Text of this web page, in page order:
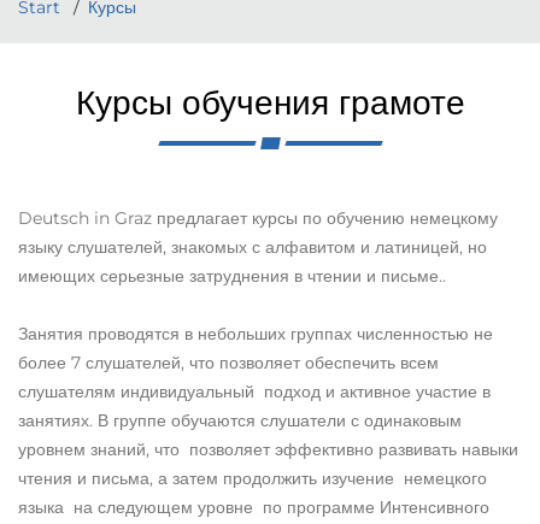
Start Курсы
Курсы обучения грамоте
Deutsch in Graz предлагает курсы по обучению немецкому
языку слушателей, знакомых с алфавитом и латиницей, но
имеющих серьезные затруднения в чтении и письме..
Занятия проводятся в небольших группах численностью не
более 7 слушателей, что позволяет обеспечить всем
слушателям индивидуальный подход и активное участие в
занятиях. В группе обучаются слушатели с одинаковым
уровнем знаний, что позволяет эффективно развивать навыки
чтения и письма, а затем продолжить изучение немецкого
языка на следующем уровне по программе Интенсивного